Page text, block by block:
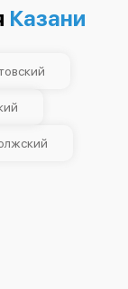
Казани